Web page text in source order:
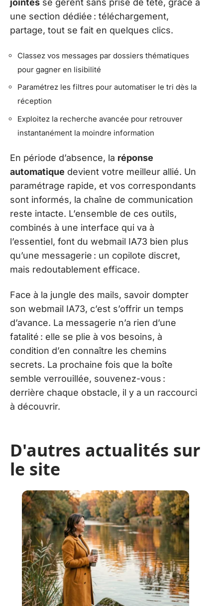
jointes se gèrent sans prise de tête, grâce à
une section dédiée : téléchargement,
partage, tout se fait en quelques clics.
Classez vos messages par dossiers thématiques
pour gagner en lisibilité
Paramétrez les filtres pour automatiser le tri dès la
réception
Exploitez la recherche avancée pour retrouver
instantanément la moindre information
En période d’absence, la réponse
automatique devient votre meilleur allié. Un
paramétrage rapide, et vos correspondants
sont informés, la chaîne de communication
reste intacte. L’ensemble de ces outils,
combinés à une interface qui va à
l’essentiel, font du webmail IA73 bien plus
qu’une messagerie : un copilote discret,
mais redoutablement efficace.
Face à la jungle des mails, savoir dompter
son webmail IA73, c’est s’offrir un temps
d’avance. La messagerie n’a rien d’une
fatalité : elle se plie à vos besoins, à
condition d’en connaître les chemins
secrets. La prochaine fois que la boîte
semble verrouillée, souvenez-vous :
derrière chaque obstacle, il y a un raccourci
à découvrir.
D'autres actualités sur
le site